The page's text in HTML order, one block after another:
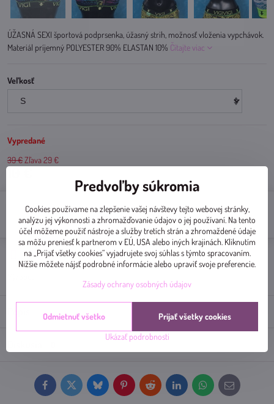
ÚŽASNÁ SEXI športová podprsenka, úžasný strih, možnosť vloženia vypchávok.
Materiál príjemný POLYESTER 90% ELASTAN 10% Čítajte viac
Veľkosť
Vypredané
39 €Zľava29 €
10 €
Do košíka
Doručenia
FacebookTwitter BlueskyPinterestReddit LinkedInWhatsApp
E-
mail
Predvoľby súkromia
Cookies používame na zlepšenie vašej návštevy tejto webovej stránky,
analýzu jej výkonnosti a zhromažďovanie údajov o jej používaní. Na tento
účel môžeme použiť nástroje a služby tretích strán a zhromaždené údaje
sa môžu preniesť k partnerom v EÚ, USA alebo iných krajinách. Kliknutím
na „Prijať všetky cookies“ vyjadrujete svoj súhlas s týmto spracovaním.
Nižšie môžete nájsť podrobné informácie alebo upraviť svoje preferencie.
Zásady ochrany osobných údajov
Ukázať podrobnosti
Prijať všetky cookies
Odmietnuť všetko